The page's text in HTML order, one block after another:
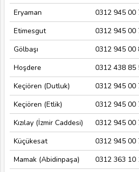
Eryaman
0312 945 00
Etimesgut
0312 945 00
Gölbaşı
0312 945 00
Hoşdere
0312 438 85
Keçiören (Dutluk)
0312 945 00
Keçiören (Etlik)
0312 945 00
Kızılay (İzmir Caddesi)
0312 945 00
Küçükesat
0312 945 00
Mamak (Abidinpaşa)
0312 363 10